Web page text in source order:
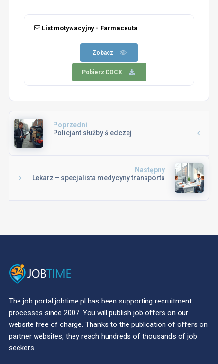
List motywacyjny - Farmaceuta
Zobacz
Pobierz DOCX
Poprzedni
Policjant służby śledczej
Następny
Lekarz – specjalista medycyny transportu
The job portal jobtime.pl has been supporting recruitment
processes since 2007. You will publish job offers on our
website free of charge. Thanks to the publication of offers on
partner websites, they reach hundreds of thousands of job
seekers.